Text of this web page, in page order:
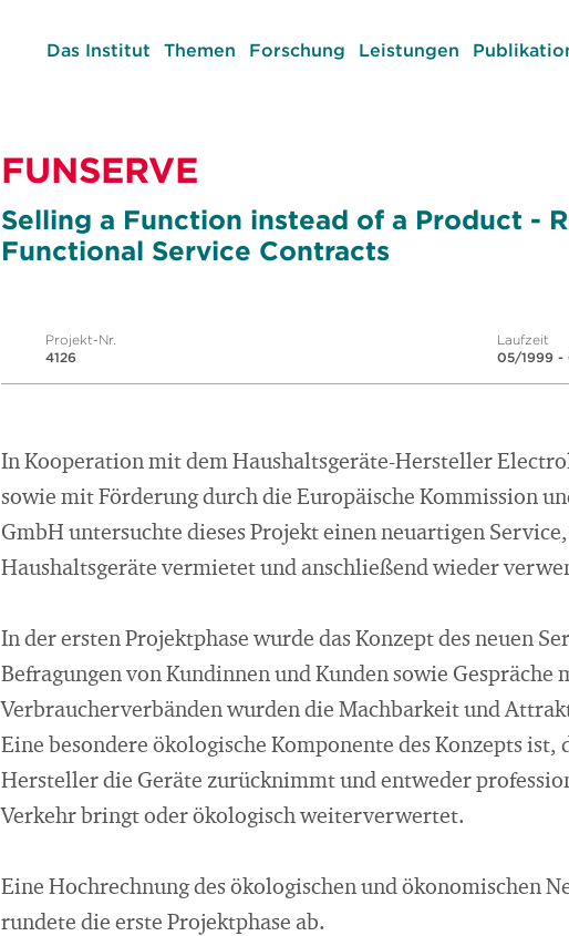
Das Institut Themen Forschung Leistungen
FUNSERVE
Selling a Function instead of a Product -
Functional Service Contracts
Projekt-Nr.
4126
Laufzeit
05/1999 -
In Kooperation mit dem Haushaltsgeräte-Hersteller
sowie mit Förderung durch die Europäische Kommission
GmbH untersuchte dieses Projekt einen neuartigen
Haushaltsgeräte vermietet und anschließend wieder
In der ersten Projektphase wurde das Konzept des neuen
Befragungen von Kundinnen und Kunden sowie Gespräche
Verbraucherverbänden wurden die Machbarkeit und
Eine besondere ökologische Komponente des Konzepts ist,
Hersteller die Geräte zurücknimmt und entweder
Verkehr bringt oder ökologisch weiterverwertet.
Eine Hochrechnung des ökologischen und ökonomischen
rundete die erste Projektphase ab.